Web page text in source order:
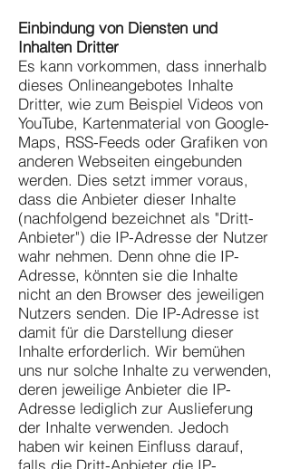
Einbindung von Diensten und
Inhalten Dritter
Es kann vorkommen, dass innerhalb
dieses Onlineangebotes Inhalte
Dritter, wie zum Beispiel Videos von
YouTube, Kartenmaterial von Google-
Maps, RSS-Feeds oder Grafiken von
anderen Webseiten eingebunden
werden. Dies setzt immer voraus,
dass die Anbieter dieser Inhalte
(nachfolgend bezeichnet als "Dritt-
Anbieter") die IP-Adresse der Nutzer
wahr nehmen. Denn ohne die IP-
Adresse, könnten sie die Inhalte
nicht an den Browser des jeweiligen
Nutzers senden. Die IP-Adresse ist
damit für die Darstellung dieser
Inhalte erforderlich. Wir bemühen
uns nur solche Inhalte zu verwenden,
deren jeweilige Anbieter die IP-
Adresse lediglich zur Auslieferung
der Inhalte verwenden. Jedoch
haben wir keinen Einfluss darauf,
falls die Dritt-Anbieter die IP-